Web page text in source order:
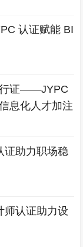
认证赋能 BI
行证——JYPC
息化人才加注
证助力职场稳
师认证助力设